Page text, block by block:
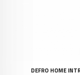
DEFRO HOME